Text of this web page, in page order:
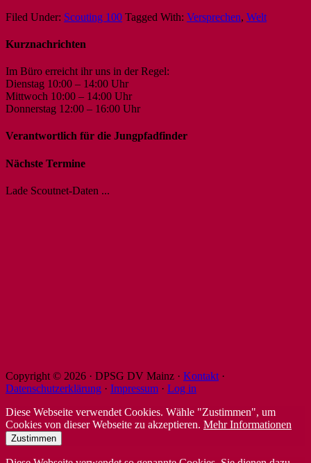
Filed Under: Scouting 100 Tagged With: Versprechen, Welt
Kurznachrichten
Im Büro erreicht ihr uns in der Regel:
Dienstag 10:00 – 14:00 Uhr
Mittwoch 10:00 – 14:00 Uhr
Donnerstag 12:00 – 16:00 Uhr
Verantwortlich für die Jungpfadfinder
Nächste Termine
Lade Scoutnet-Daten ...
Copyright © 2026 · DPSG DV Mainz · Kontakt ·
Datenschutzerklärung · Impressum · Log in
Diese Webseite verwendet Cookies. Wähle "Zustimmen", um
Cookies von dieser Webseite zu akzeptieren. Mehr Informationen
Zustimmen